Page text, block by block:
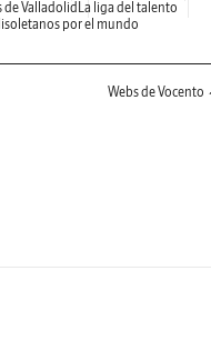
de Valladolid La liga del talento
por el mundo
Webs de Vocento